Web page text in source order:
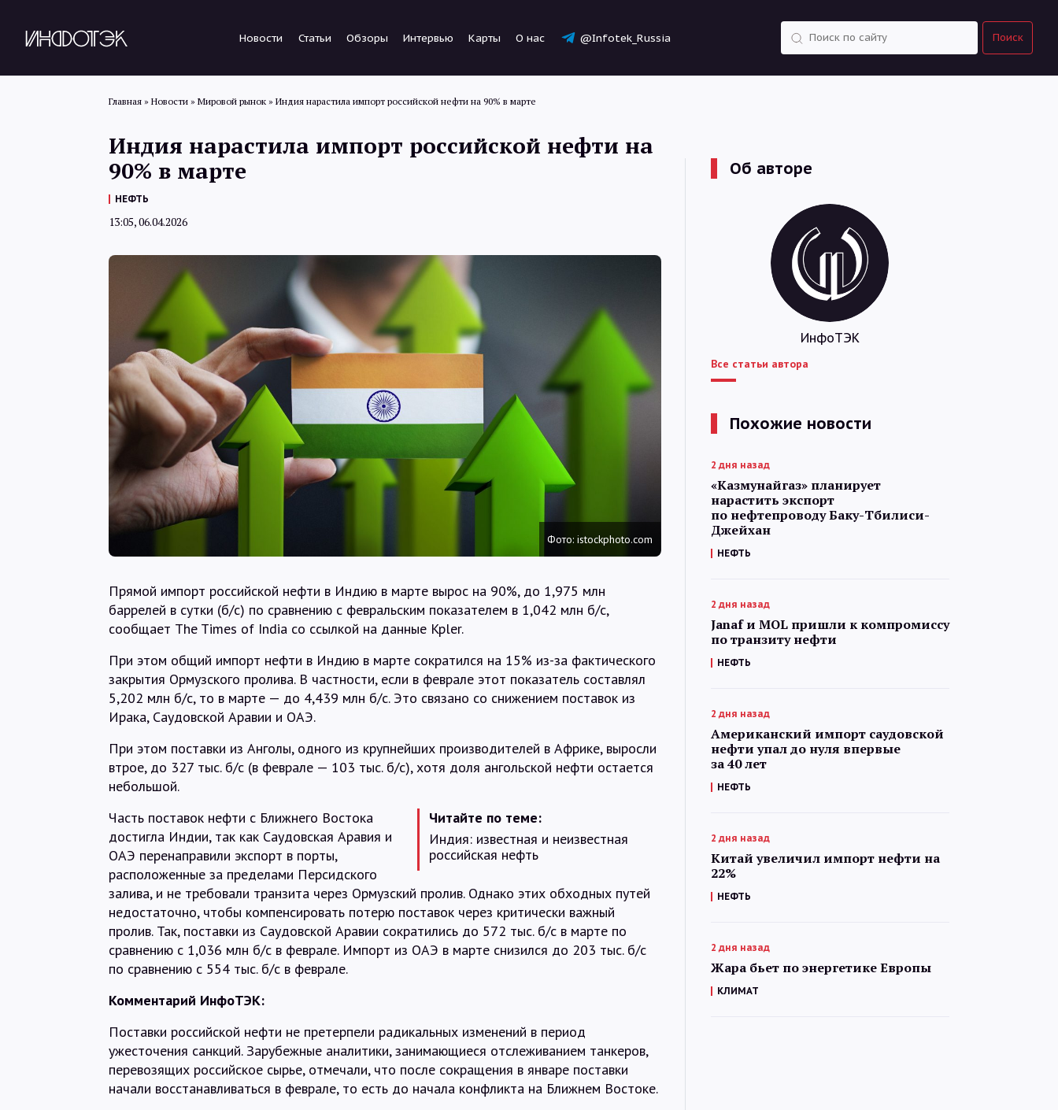
Новости Статьи Обзоры Интервью Карты О нас @Infotek_Russia Поиск
Статьи
Обзоры
Интервью
Карты
О нас
@Infotek_Russia
Главная » Новости » Мировой рынок » Индия нарастила импорт российской нефти на 90% в марте
Индия нарастила импорт российской нефти на
90% в марте
НЕФТЬ
13:05, 06.04.2026
Фото: istockphoto.com
Прямой импорт российской нефти в Индию в марте вырос на 90%, до 1,975 млн
баррелей в сутки (б/с) по сравнению с февральским показателем в 1,042 млн б/с,
сообщает The Times of India со ссылкой на данные Kpler.
При этом общий импорт нефти в Индию в марте сократился на 15% из-за фактического
закрытия Ормузского пролива. В частности, если в феврале этот показатель составлял
5,202 млн б/с, то в марте — до 4,439 млн б/с. Это связано со снижением поставок из
Ирака, Саудовской Аравии и ОАЭ.
При этом поставки из Анголы, одного из крупнейших производителей в Африке, выросли
втрое, до 327 тыс. б/с (в феврале — 103 тыс. б/с), хотя доля ангольской нефти остается
небольшой.
Читайте по теме:
Индия: известная и неизвестная
российская нефть
Часть поставок нефти с Ближнего Востока
достигла Индии, так как Саудовская Аравия и
ОАЭ перенаправили экспорт в порты,
расположенные за пределами Персидского
залива, и не требовали транзита через Ормузский пролив. Однако этих обходных путей
недостаточно, чтобы компенсировать потерю поставок через критически важный
пролив. Так, поставки из Саудовской Аравии сократились до 572 тыс. б/с в марте по
сравнению с 1,036 млн б/с в феврале. Импорт из ОАЭ в марте снизился до 203 тыс. б/с
по сравнению с 554 тыс. б/с в феврале.
Комментарий ИнфоТЭК:
Поставки российской нефти не претерпели радикальных изменений в период
ужесточения санкций. Зарубежные аналитики, занимающиеся отслеживанием танкеров,
перевозящих российское сырье, отмечали, что после сокращения в январе поставки
начали восстанавливаться в феврале, то есть до начала конфликта на Ближнем Востоке.
Об авторе
ИнфоТЭК
Все статьи автора
Похожие новости
2 дня назад
«Казмунайгаз» планирует
нарастить экспорт
по нефтепроводу Баку-Тбилиси-
Джейхан
НЕФТЬ
2 дня назад
Janaf и MOL пришли к компромиссу
по транзиту нефти
НЕФТЬ
2 дня назад
Американский импорт саудовской
нефти упал до нуля впервые
за 40 лет
НЕФТЬ
2 дня назад
Китай увеличил импорт нефти на
22%
НЕФТЬ
2 дня назад
Жара бьет по энергетике Европы
КЛИМАТ